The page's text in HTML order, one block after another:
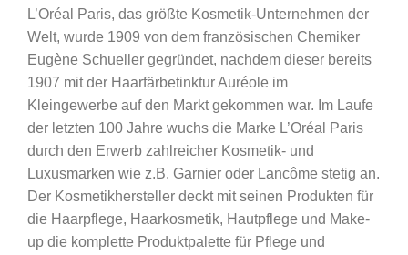
L’Oréal Paris, das größte Kosmetik-Unternehmen der
Welt, wurde 1909 von dem französischen Chemiker
Eugène Schueller gegründet, nachdem dieser bereits
1907 mit der Haarfärbetinktur Auréole im
Kleingewerbe auf den Markt gekommen war. Im Laufe
der letzten 100 Jahre wuchs die Marke L’Oréal Paris
durch den Erwerb zahlreicher Kosmetik- und
Luxusmarken wie z.B. Garnier oder Lancôme stetig an.
Der Kosmetikhersteller deckt mit seinen Produkten für
die Haarpflege, Haarkosmetik, Hautpflege und Make-
up die komplette Produktpalette für Pflege und